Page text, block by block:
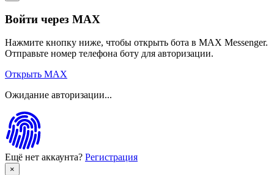
Войти через MAX
Нажмите кнопку ниже, чтобы открыть бота в MAX Messenger.
Отправьте номер телефона боту для авторизации.
Открыть MAX
Ожидание авторизации...
Ещё нет аккаунта? Регистрация
×